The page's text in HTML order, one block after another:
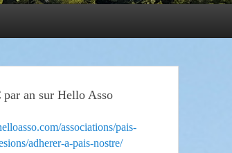
an sur Hello Asso
associations/pais-
adherer-a-pais-nostre/